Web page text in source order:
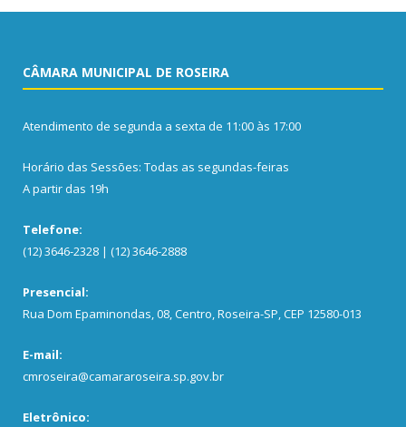
CÂMARA MUNICIPAL DE ROSEIRA
Atendimento de segunda a sexta de 11:00 às 17:00
Horário das Sessões: Todas as segundas-feiras
A partir das 19h
Telefone:
(12) 3646-2328 | (12) 3646-2888
Presencial:
Rua Dom Epaminondas, 08, Centro, Roseira-SP, CEP 12580-013
E-mail:
cmroseira@camararoseira.sp.gov.br
Eletrônico: